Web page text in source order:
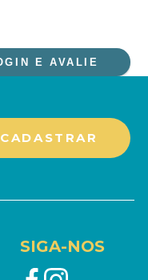
E AVALIE
SIGA-NOS